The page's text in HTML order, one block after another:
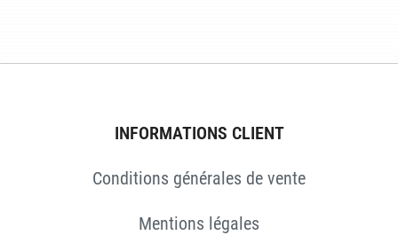
INFORMATIONS CLIENT
Conditions générales de vente
Mentions légales